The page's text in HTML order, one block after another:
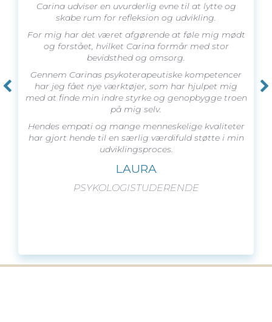
Carina udviser en uvurderlig evne til at lytte og
skabe rum for refleksion og udvikling.
For mig har det været afgørende at føle mig mødt
og forstået, hvilket Carina formår med stor
bevidsthed og omsorg.
Gennem Carinas psykoterapeutiske kompetencer
har jeg fået nye værktøjer, som har hjulpet mig
med at finde min indre styrke og genopbygge troen
på mig selv.
Hendes empati og mange menneskelige kvaliteter
har gjort hende til en særlig værdifuld støtte i min
udviklingsproces.
LAURA
PSYKOLOGISTUDERENDE